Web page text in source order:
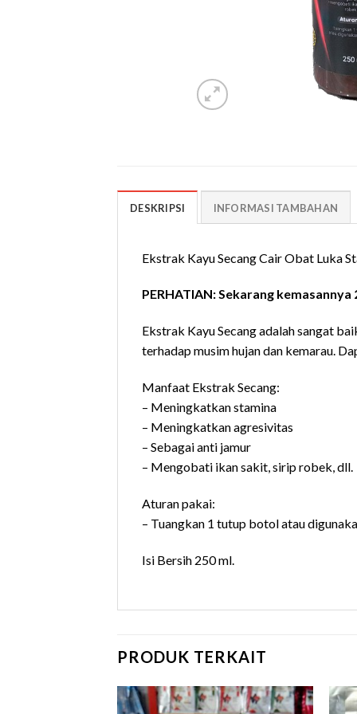
DESKRIPSI INFORMASI TAMBAHAN
Ekstrak Kayu Secang Cair Obat Luka
PERHATIAN: Sekarang
Ekstrak Kayu Secang adalah sangat
terhadap musim hujan dan kemarau.
Manfaat Ekstrak Secang:
– Meningkatkan stamina
– Meningkatkan agresivitas
– Sebagai anti jamur
– Mengobati ikan sakit, sirip robek, dll.
Aturan pakai:
– Tuangkan 1 tutup botol atau
Isi Bersih 250 ml.
PRODUK TERKAIT